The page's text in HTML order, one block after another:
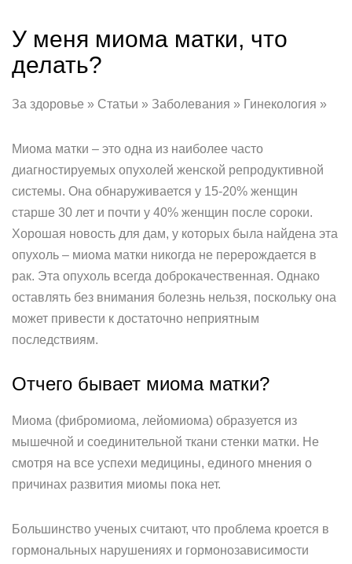
У меня миома матки, что
делать?
За здоровье » Статьи » Заболевания » Гинекология »
Миома матки – это одна из наиболее часто
диагностируемых опухолей женской репродуктивной
системы. Она обнаруживается у 15-20% женщин
старше 30 лет и почти у 40% женщин после сороки.
Хорошая новость для дам, у которых была найдена эта
опухоль – миома матки никогда не перерождается в
рак. Эта опухоль всегда доброкачественная. Однако
оставлять без внимания болезнь нельзя, поскольку она
может привести к достаточно неприятным
последствиям.
Отчего бывает миома матки?
Миома (фибромиома, лейомиома) образуется из
мышечной и соединительной ткани стенки матки. Не
смотря на все успехи медицины, единого мнения о
причинах развития миомы пока нет.
Большинство ученых считают, что проблема кроется в
гормональных нарушениях и гормонозависимости